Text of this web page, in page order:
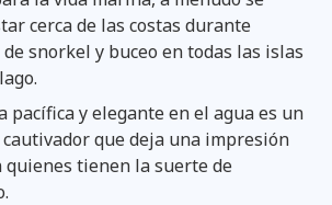
cerca de las costas durante
snorkel y buceo en todas las islas
pacífica y elegante en el agua es un
que deja una impresión
quienes tienen la suerte de